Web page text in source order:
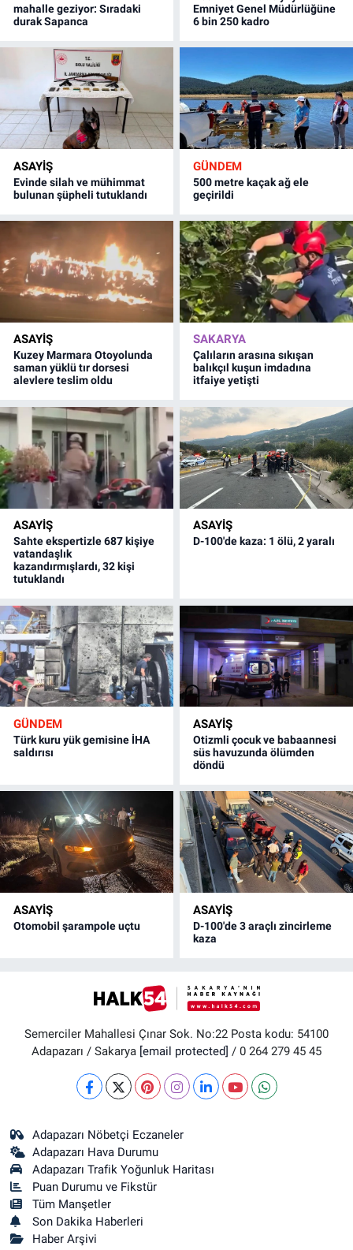
mahalle geziyor: Sıradaki
durak Sapanca
Emniyet Genel Müdürlüğüne
6 bin 250 kadro
ASAYİŞ
Evinde silah ve mühimmat
bulunan şüpheli tutuklandı
GÜNDEM
500 metre kaçak ağ ele
geçirildi
ASAYİŞ
Kuzey Marmara Otoyolunda
saman yüklü tır dorsesi
alevlere teslim oldu
SAKARYA
Çalıların arasına sıkışan
balıkçıl kuşun imdadına
itfaiye yetişti
ASAYİŞ
Sahte ekspertizle 687 kişiye
vatandaşlık
kazandırmışlardı, 32 kişi
tutuklandı
ASAYİŞ
D-100'de kaza: 1 ölü, 2 yaralı
GÜNDEM
Türk kuru yük gemisine İHA
saldırısı
ASAYİŞ
Otizmli çocuk ve babaannesi
süs havuzunda ölümden
döndü
ASAYİŞ
Otomobil şarampole uçtu
ASAYİŞ
D-100'de 3 araçlı zincirleme
kaza
Semerciler Mahallesi Çınar Sok. No:22 Posta kodu: 54100
Adapazarı / Sakarya [email protected] / 0 264 279 45 45
Adapazarı Nöbetçi Eczaneler
Adapazarı Hava Durumu
Adapazarı Trafik Yoğunluk Haritası
Puan Durumu ve Fikstür
Tüm Manşetler
Son Dakika Haberleri
Haber Arşivi